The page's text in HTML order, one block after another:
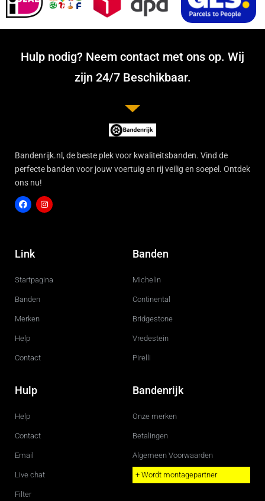
Hulp nodig? Neem contact met ons op. Wij
zijn 24/7 Beschikbaar.
Bandenrijk.nl, de beste plek voor kwaliteitsbanden. Vind de
perfecte banden voor jouw voertuig en rij veilig en soepel. Ontdek
ons nu!
c
e
o
g
r
Link
Startpagina
Banden
Merken
Help
Contact
Banden
Michelin
Continental
Bridgestone
Vredestein
Pirelli
Hulp
Help
Contact
Email
Live chat
Filter
Bandenrijk
Onze merken
Betalingen
Algemeen Voorwaarden
+ Wordt montagepartner